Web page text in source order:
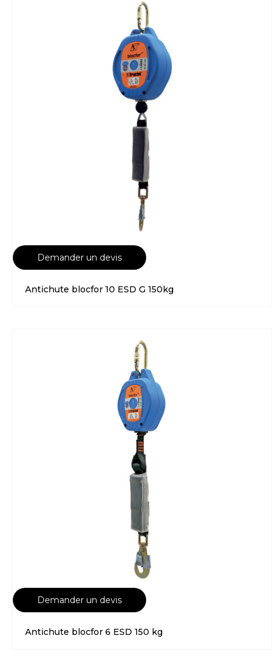
Demander un devis
Antichute blocfor 10 ESD G 150kg
Demander un devis
Antichute blocfor 6 ESD 150 kg